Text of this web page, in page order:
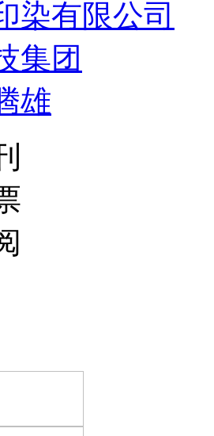
染有限公司
集团
雄